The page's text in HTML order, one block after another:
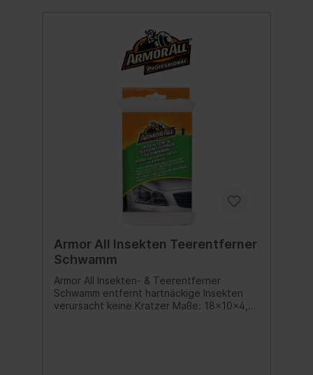
Armor All Insekten Teerentferner
Schwamm
Armor All Insekten- & Teerentferner
Schwamm entfernt hartnäckige Insekten
verursacht keine Kratzer Maße: 18x10x4,5